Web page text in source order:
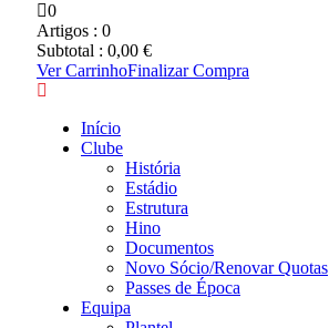
0
Artigos : 0
Subtotal : 0,00 €
Ver CarrinhoFinalizar Compra
Início
Clube
História
Estádio
Estrutura
Hino
Documentos
Novo Sócio/Renovar Quotas
Passes de Época
Equipa